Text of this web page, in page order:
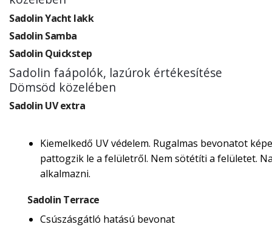
Sadolin Yacht lakk
Sadolin Samba
Sadolin Quickstep
Sadolin faápolók, lazúrok értékesítése
Dömsöd közelében
Sadolin UV extra
Kiemelkedő UV védelem. Rugalmas bevonatot
pattogzik le a felületről. Nem sötétíti a felületet.
alkalmazni.
Sadolin Terrace
Csúszásgátló hatású bevonat